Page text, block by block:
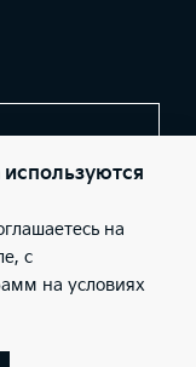
шоссе
780-01-00;
«Киа Россия и
26; Телефон: 8 800
ведут
на
с
на условиях